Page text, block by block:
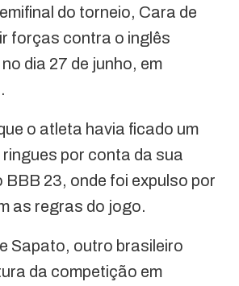
do torneio, Cara de
forças contra o inglês
dia 27 de junho, em
o atleta havia ficado um
por conta da sua
23, onde foi expulso por
as regras do jogo.
Sapato, outro brasileiro
da competição em